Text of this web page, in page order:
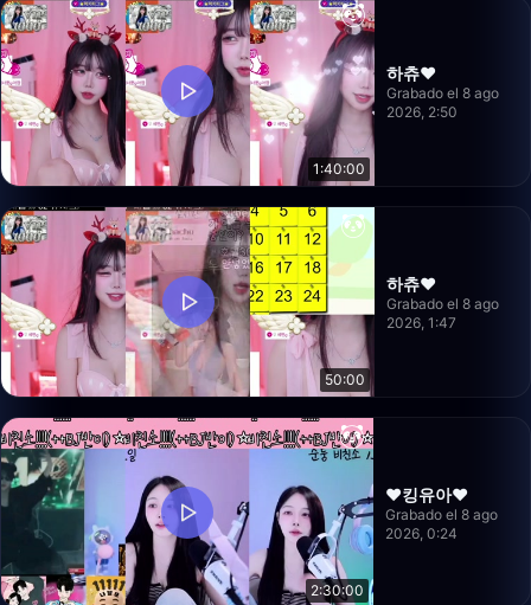
1:40:00
하츄♥
Grabado el 8 ago
2026, 2:50
50:00
하츄♥
Grabado el 8 ago
2026, 1:47
2:30:00
❤️킹유아❤️
Grabado el 8 ago
2026, 0:24